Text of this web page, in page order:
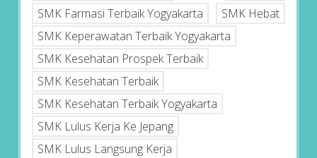
SMK Farmasi Terbaik Yogyakarta
SMK Hebat
SMK Keperawatan Terbaik Yogyakarta
SMK Kesehatan Prospek Terbaik
SMK Kesehatan Terbaik
SMK Kesehatan Terbaik Yogyakarta
SMK Lulus Kerja Ke Jepang
SMK Lulus Langsung Kerja